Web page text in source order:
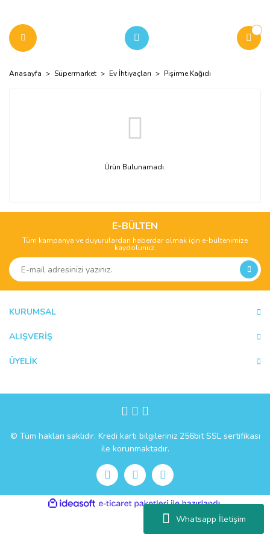
Whatsapp İletişim
Anasayfa Süpermarket Ev İhtiyaçları Pişirme Kağıdı
Ürün Bulunamadı.
E-BÜLTEN
Tüm kampanya ve duyurulardan haberdar olmak için e-bültenimize
kaydolunuz.
KURUMSAL
ALIŞVERİŞ
ÜYELİK
© Tüm hakları saklıdır. Kredi kartı bilgileriniz 256bit SSL sertifikası
ile korunmaktadır.
ideasoft
e-
ticaret
paketleri
ile
hazırlandı.